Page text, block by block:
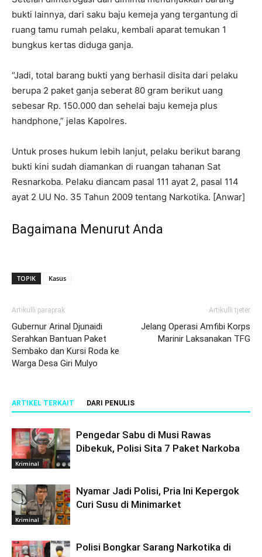
bukti lainnya, dari saku baju kemeja yang tergantung di
ruang tamu rumah pelaku, kembali aparat temukan 1
bungkus kertas diduga ganja.
“Jadi, total barang bukti yang berhasil disita dari pelaku
berupa 2 paket ganja seberat 80 gram berikut uang
sebesar Rp. 150.000 dan sehelai baju kemeja plus
handphone,” jelas Kapolres.
Untuk proses hukum lebih lanjut, pelaku berikut barang
bukti kini sudah diamankan di ruangan tahanan Sat
Resnarkoba. Pelaku diancam pasal 111 ayat 2, pasal 114
ayat 2 UU No. 35 Tahun 2009 tentang Narkotika. [Anwar]
Bagaimana Menurut Anda
TOPIK Kasus
Artikulli paraprak
Gubernur Arinal Djunaidi
Serahkan Bantuan Paket
Sembako dan Kursi Roda ke
Warga Desa Giri Mulyo
Artikulli tjetër
Jelang Operasi Amfibi Korps
Marinir Laksanakan TFG
ARTIKEL TERKAIT DARI PENULIS
Kriminal
Pengedar Sabu di Musi Rawas
Dibekuk, Polisi Sita 7 Paket Narkoba
Kriminal
Nyamar Jadi Polisi, Pria Ini Kepergok
Curi Susu di Minimarket
Polisi Bongkar Sarang Narkotika di